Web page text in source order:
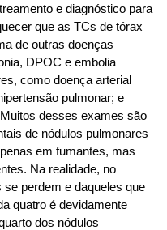
e diagnóstico para
que as TCs de tórax
de outras doenças
DPOC e embolia
como doença arterial
pulmonar; e
desses exames são
de nódulos pulmonares
em fumantes, mas
Na realidade, no
perdem e daqueles que
quatro é devidamente
dos nódulos